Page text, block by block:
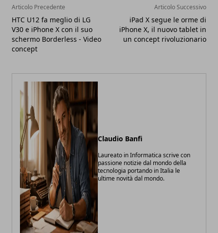
Articolo Precedente
HTC U12 fa meglio di LG
V30 e iPhone X con il suo
schermo Borderless - Video
concept
Articolo Successivo
iPad X segue le orme di
iPhone X, il nuovo tablet in
un concept rivoluzionario
Claudio Banfi
Laureato in Informatica scrive con
passione notizie dal mondo della
tecnologia portando in Italia le
ultime novità dal mondo.